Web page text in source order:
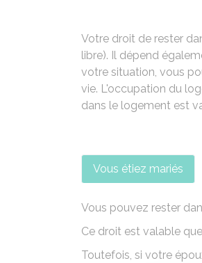
Votre droit de rester
libre). Il dépend
votre situation, vous
vie. L'occupation du
dans le logement est
Vous étiez mariés
Vous pouvez rester
Ce droit est valable
Toutefois, si votre